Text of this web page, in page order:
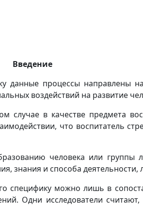
Введение
данные процес­сы направлены
воздействий на раз­витие
в качестве предмета
что воспитатель
человека или группы
знания и способа
специфику можно лишь в
Одни исследователи